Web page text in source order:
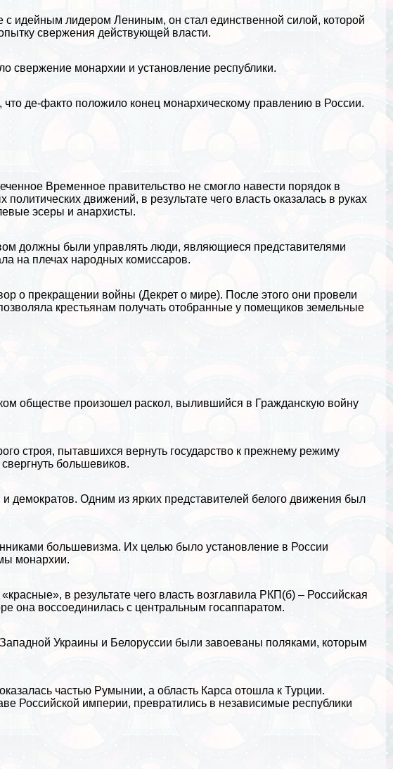
с идейным лидеромЛениным, он стал единственной силой, которой
свержения действующей власти.
свержение монархии и установление республики.
что де-факто положило конец монархическому правлению в России.
Временное правительство не смогло навести порядок в
движений, в результате чего власть оказалась в руках
эсеры и анархисты.
должны были управлять люди, являющиеся представителями
на плечах народных комиссаров.
о прекращении войны (Декрет о мире). После этого они провели
крестьянам получать отобранные у помещиков земельные
обществе произошел раскол, вылившийся в Гражданскую войну
строя, пытавшихся вернуть государство к прежнему режиму
большевиков.
демократов. Одним из ярких представителей белого движения был
большевизма. Их целью было установление в России
монархии.
в результате чего власть возглавила РКП(б) – Российская
она воссоединилась с центральным госаппаратом.
Украины и Белоруссии были завоеваны поляками, которым
частью Румынии, а область Карса отошла кТурции.
Российской империи, превратились в независимые республики